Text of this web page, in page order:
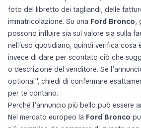
foto del libretto dei tagliandi, delle
immatricolazione. Su una Ford Bronco,
possono influire sia sul valore sia sulla
nell’uso quotidiano, quindi verifica cosa
invece di dare per scontato ciò che
o descrizione del venditore. Se
optional", chiedi di confermare
per te contano.
Perché l’annuncio più bello può essere
Nel mercato europeo la Ford Bronco